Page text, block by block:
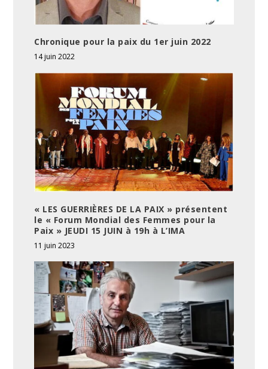
Chronique pour la paix du 1er juin 2022
14 juin 2022
« LES GUERRIÈRES DE LA PAIX » présentent
le « Forum Mondial des Femmes pour la
Paix » JEUDI 15 JUIN à 19h à L’IMA
11 juin 2023